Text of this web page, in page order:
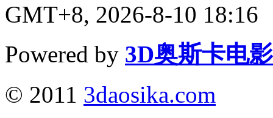
GMT+8, 2026-8-10 18:16
Powered by 3D奥斯卡电
© 2011 3daosika.com